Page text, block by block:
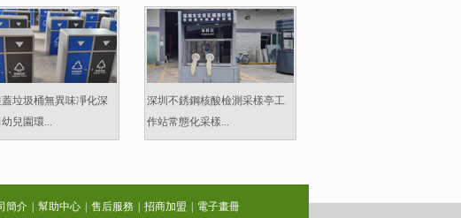
垃圾桶無異味凈化深
兒園環...
深圳不銹鋼核酸檢測采樣亭工
作站常態化采樣...
簡介 幫助中心 售后服務 招商加盟 電子畫冊